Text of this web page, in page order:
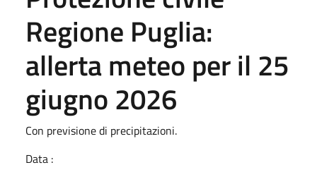
Regione Puglia:
allerta meteo per il 25
giugno 2026
Con previsione di precipitazioni.
Data :